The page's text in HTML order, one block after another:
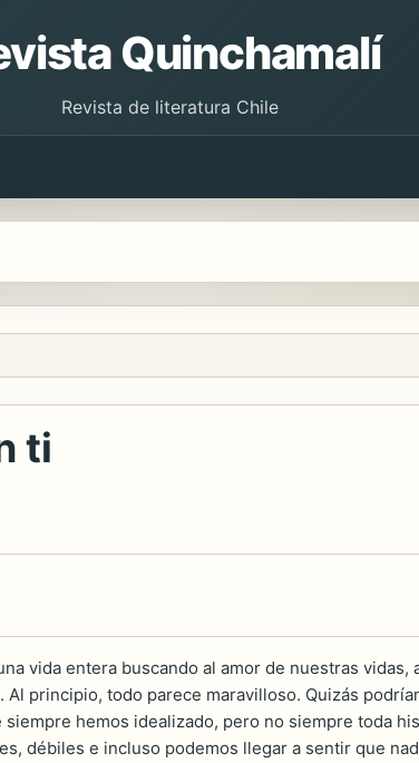
Quinchamalí
Revista de literatura Chile
ti
vida entera buscando al amor de nuestras
Al principio, todo parece maravilloso. Quizás
hemos idealizado, pero no siempre toda
débiles e incluso podemos llegar a sentir que